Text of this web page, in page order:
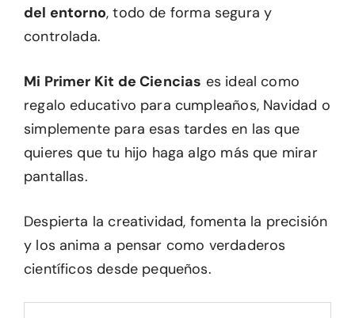
del entorno, todo de forma segura y
controlada.
Mi Primer Kit de Ciencias es ideal como
regalo educativo para cumpleaños, Navidad o
simplemente para esas tardes en las que
quieres que tu hijo haga algo más que mirar
pantallas.
Despierta la creatividad, fomenta la precisión
y los anima a pensar como verdaderos
científicos desde pequeños.